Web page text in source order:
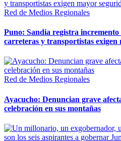
Red de Medios Regionales
Puno: Sandia registra incremento
carreteras y transportistas exigen
Red de Medios Regionales
Ayacucho: Denuncian grave
celebración en sus montañas